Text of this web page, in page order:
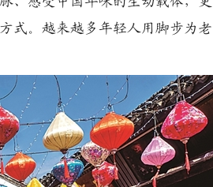
式。越来越多年轻人用脚步为老